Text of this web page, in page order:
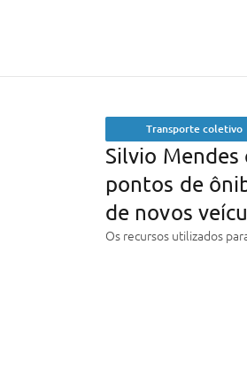
Transporte coletivo
Silvio
pontos de
de novos
Os recursos utilizados